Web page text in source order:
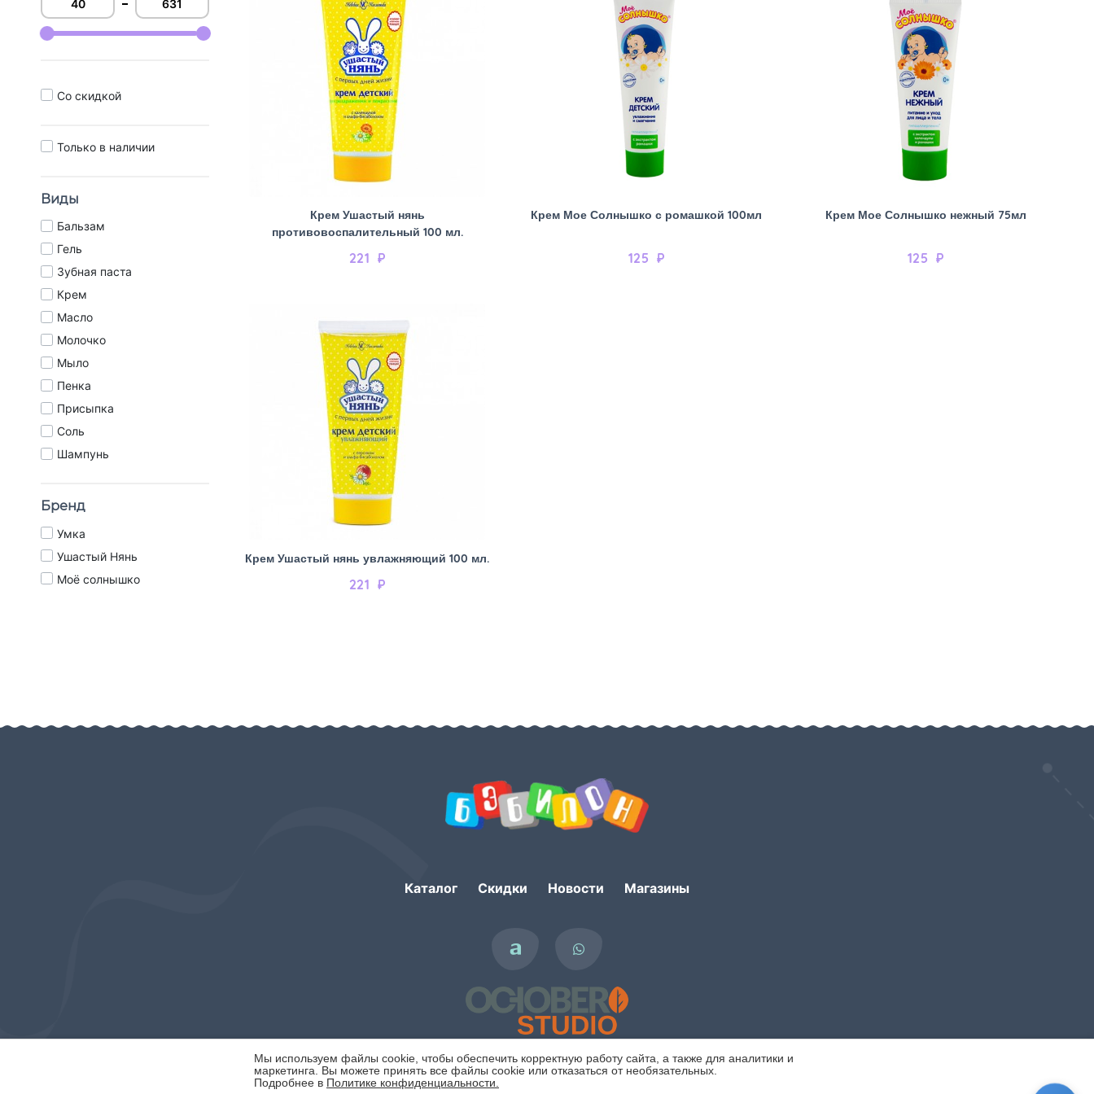
Мы используем файлы cookie, чтобы обеспечить корректную работу сайта, а также для аналитики и
маркетинга. Вы можете принять все файлы cookie или отказаться от необязательных.
Подробнее в Политике конфиденциальности.
Cо скидкой
Только в наличии
Виды
Бальзам
Гель
Зубная паста
Крем
Масло
Молочко
Мыло
Пенка
Присыпка
Соль
Шампунь
Бренд
Умка
Ушастый Нянь
Моё солнышко
Крем Ушастый нянь
противовоспалительный 100 мл.
221 ₽
Крем Мое Солнышко с ромашкой 100мл
125 ₽
Крем Мое Солнышко нежный 75мл
125 ₽
Крем Ушастый нянь увлажняющий 100 мл.
221 ₽
Каталог Скидки Новости Магазины
Политика конфиденциальности